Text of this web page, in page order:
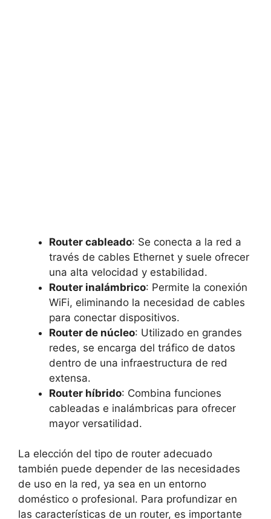
Router cableado: Se conecta a la red a
través de cables Ethernet y suele ofrecer
una alta velocidad y estabilidad.
Router inalámbrico: Permite la conexión
WiFi, eliminando la necesidad de cables
para conectar dispositivos.
Router de núcleo: Utilizado en grandes
redes, se encarga del tráfico de datos
dentro de una infraestructura de red
extensa.
Router híbrido: Combina funciones
cableadas e inalámbricas para ofrecer
mayor versatilidad.
La elección del tipo de router adecuado
también puede depender de las necesidades
de uso en la red, ya sea en un entorno
doméstico o profesional. Para profundizar en
las características de un router, es importante